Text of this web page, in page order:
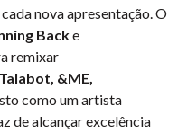
nova apresentação. O
Backe
remixar
&ME,
como um artista
de alcançar excelência